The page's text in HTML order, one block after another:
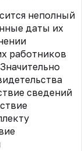
неполный
даты их
работников
сведений